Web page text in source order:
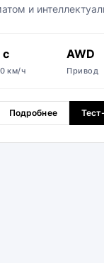
и
км/ч
AWD
Привод
Подробнее